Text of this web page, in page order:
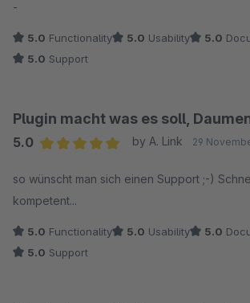
-
5.0 Functionality 5.0 Usability 5.0
5.0 Support
Plugin macht was es soll,
5.0
by A. Link 29
so wünscht man sich einen Support ;-)
kompetent...
5.0 Functionality 5.0 Usability 5.0
5.0 Support